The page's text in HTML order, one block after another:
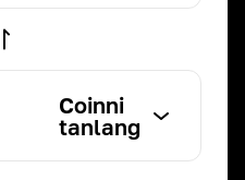
Coinni
tanlang